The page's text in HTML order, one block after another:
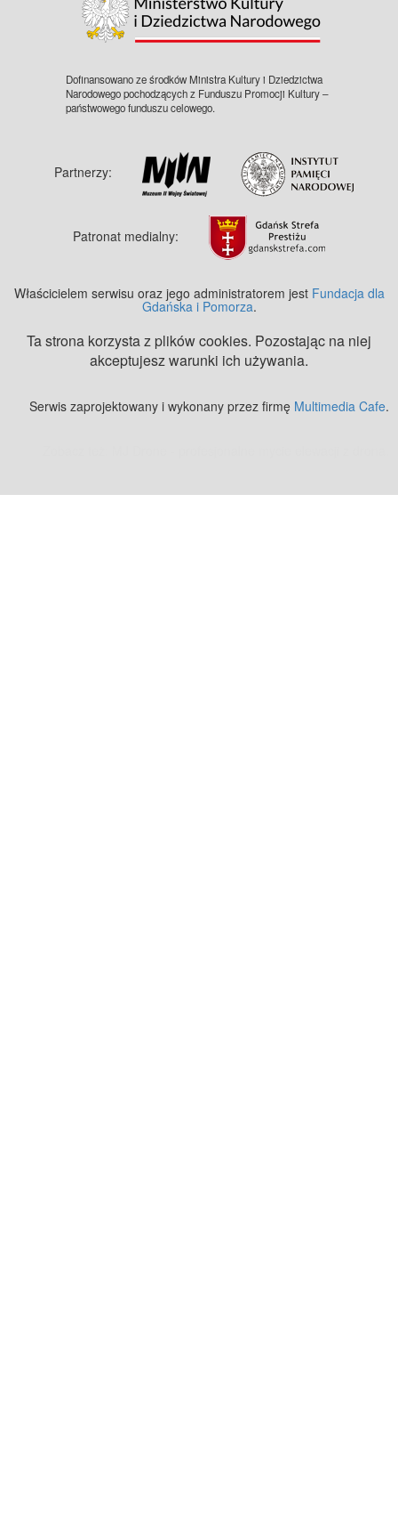
Dofinansowano ze środków Ministra Kultury i Dziedzictwa
Narodowego pochodzących z Funduszu Promocji Kultury –
państwowego funduszu celowego.
Partnerzy:
Patronat medialny:
Właścicielem serwisu oraz jego administratorem jest Fundacja dla
Gdańska i Pomorza.
Ta strona korzysta z plików cookies. Pozostając na niej
akceptujesz warunki ich używania.
Serwis zaprojektowany i wykonany przez firmę Multimedia Cafe.